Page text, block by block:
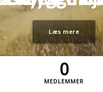
Læs mere
0
MEDLEMMER